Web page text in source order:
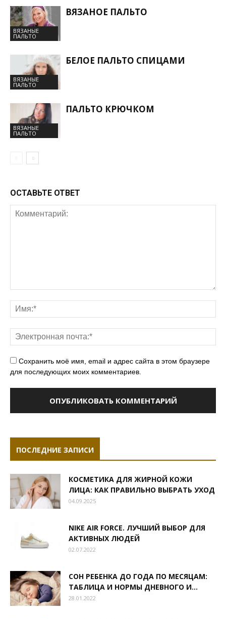
ВЯЗАНЫЕ
ПАЛЬТО
ВЯЗАНОЕ ПАЛЬТО
ВЯЗАНЫЕ
ПАЛЬТО
БЕЛОЕ ПАЛЬТО СПИЦАМИ
ВЯЗАНЫЕ
ПАЛЬТО
ПАЛЬТО КРЮЧКОМ
ОСТАВЬТЕ ОТВЕТ
Сохранить моё имя, email и адрес сайта в этом браузере
для последующих моих комментариев.
ПОСЛЕДНИЕ ЗАПИСИ
КОСМЕТИКА ДЛЯ ЖИРНОЙ КОЖИ
ЛИЦА: КАК ПРАВИЛЬНО ВЫБРАТЬ УХОД
04.09.2025
NIKE AIR FORCE. ЛУЧШИЙ ВЫБОР ДЛЯ
АКТИВНЫХ ЛЮДЕЙ
02.07.2022
СОН РЕБЕНКА ДО ГОДА ПО МЕСЯЦАМ:
ТАБЛИЦА И НОРМЫ ДНЕВНОГО И...
28.01.2022